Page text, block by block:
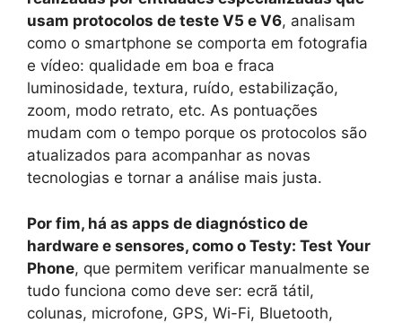
usam protocolos de teste V5 e V6, analisam
como o smartphone se comporta em fotografia
e vídeo: qualidade em boa e fraca
luminosidade, textura, ruído, estabilização,
zoom, modo retrato, etc. As pontuações
mudam com o tempo porque os protocolos são
atualizados para acompanhar as novas
tecnologias e tornar a análise mais justa.
Por fim, há as apps de diagnóstico de
hardware e sensores, como o Testy: Test Your
Phone, que permitem verificar manualmente se
tudo funciona como deve ser: ecrã tátil,
colunas, microfone, GPS, Wi-Fi, Bluetooth,